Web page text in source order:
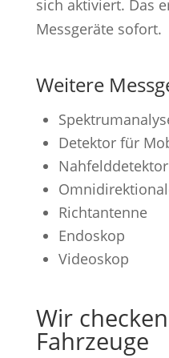
sich aktiviert. Das
Messgeräte sofort.
Weitere
Detektor für
Nahfelddetektor
Richtantenne
Endoskop
Videoskop
Wir
Fahrzeuge